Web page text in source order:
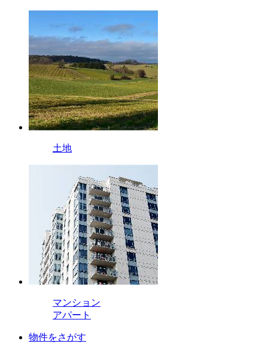
土地
マンション
アパート
物件をさがす